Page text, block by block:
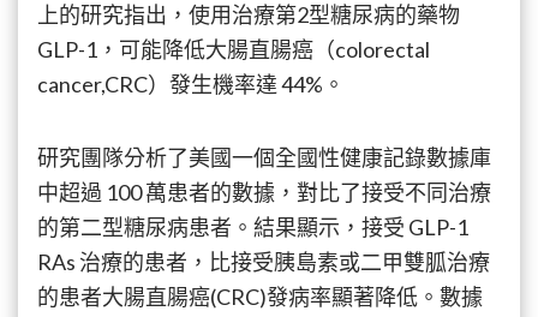
上的研究指出，使用治療第2型糖尿病的藥物
GLP-1，可能降低大腸直腸癌（colorectal
cancer,CRC）發生機率達 44%。
研究團隊分析了美國一個全國性健康記錄數據庫
中超過 100 萬患者的數據，對比了接受不同治療
的第二型糖尿病患者。結果顯示，接受 GLP-1
RAs 治療的患者，比接受胰島素或二甲雙胍治療
的患者大腸直腸癌(CRC)發病率顯著降低。數據